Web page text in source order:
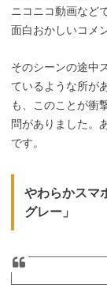
ニコニコ動画など
面白おかしいコメ
そのシーンの途中
ているような所が
も、このことが衝
問がありました。
です。
やわらかスマ
グレー」